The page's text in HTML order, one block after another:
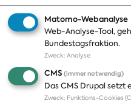
Themen
Positionen
Matomo-Webanalyse
Web-Analyse-Tool,
Bundestagsfraktion.
Zweck: Analyse
CMS (immer notwendig)
Das CMS Drupal setzt
Zweck: Funktions-Cookies